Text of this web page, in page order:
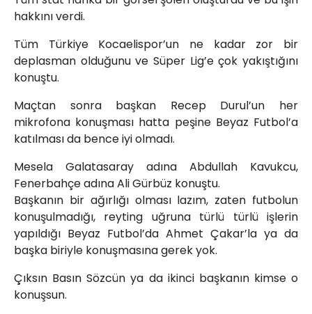
hakkını verdi.
Tüm Türkiye Kocaelispor’un ne kadar zor bir
deplasman olduğunu ve Süper Lig’e çok yakıştığını
konuştu.
Maçtan sonra başkan Recep Durul’un her
mikrofona konuşması hatta peşine Beyaz Futbol’a
katılması da bence iyi olmadı.
Mesela Galatasaray adına Abdullah Kavukcu,
Fenerbahçe adına Ali Gürbüz konuştu.
Başkanın bir ağırlığı olması lazım, zaten futbolun
konuşulmadığı, reyting uğruna türlü türlü işlerin
yapıldığı Beyaz Futbol’da Ahmet Çakar’la ya da
başka biriyle konuşmasına gerek yok.
Çıksın Basın Sözcün ya da ikinci başkanın kimse o
konuşsun.